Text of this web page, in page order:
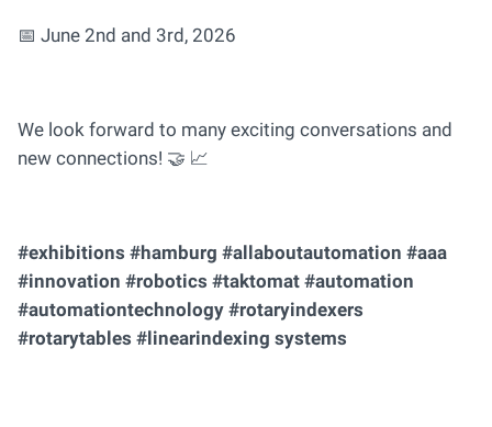
📅 June 2nd and 3rd, 2026
We look forward to many exciting conversations and
new connections! 🤝 📈
#exhibitions #hamburg #allaboutautomation #aaa
#innovation #robotics #taktomat #automation
#automationtechnology #rotaryindexers
#rotarytables #linearindexing systems